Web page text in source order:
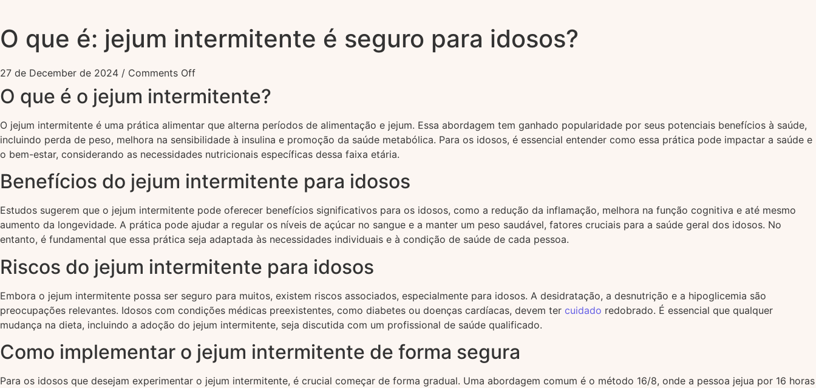
O que é: jejum intermitente é seguro para idosos?
27 de December de 2024 / Comments Off
O que é o jejum intermitente?
O jejum intermitente é uma prática alimentar que alterna períodos de alimentação e jejum. Essa abordagem tem ganhado popularidade por seus potenciais benefícios à saúde,
incluindo perda de peso, melhora na sensibilidade à insulina e promoção da saúde metabólica. Para os idosos, é essencial entender como essa prática pode impactar a saúde e
o bem-estar, considerando as necessidades nutricionais específicas dessa faixa etária.
Benefícios do jejum intermitente para idosos
Estudos sugerem que o jejum intermitente pode oferecer benefícios significativos para os idosos, como a redução da inflamação, melhora na função cognitiva e até mesmo
aumento da longevidade. A prática pode ajudar a regular os níveis de açúcar no sangue e a manter um peso saudável, fatores cruciais para a saúde geral dos idosos. No
entanto, é fundamental que essa prática seja adaptada às necessidades individuais e à condição de saúde de cada pessoa.
Riscos do jejum intermitente para idosos
Embora o jejum intermitente possa ser seguro para muitos, existem riscos associados, especialmente para idosos. A desidratação, a desnutrição e a hipoglicemia são
preocupações relevantes. Idosos com condições médicas preexistentes, como diabetes ou doenças cardíacas, devem ter cuidado redobrado. É essencial que qualquer
mudança na dieta, incluindo a adoção do jejum intermitente, seja discutida com um profissional de saúde qualificado.
Como implementar o jejum intermitente de forma segura
Para os idosos que desejam experimentar o jejum intermitente, é crucial começar de forma gradual. Uma abordagem comum é o método 16/8, onde a pessoa jejua por 16 horas